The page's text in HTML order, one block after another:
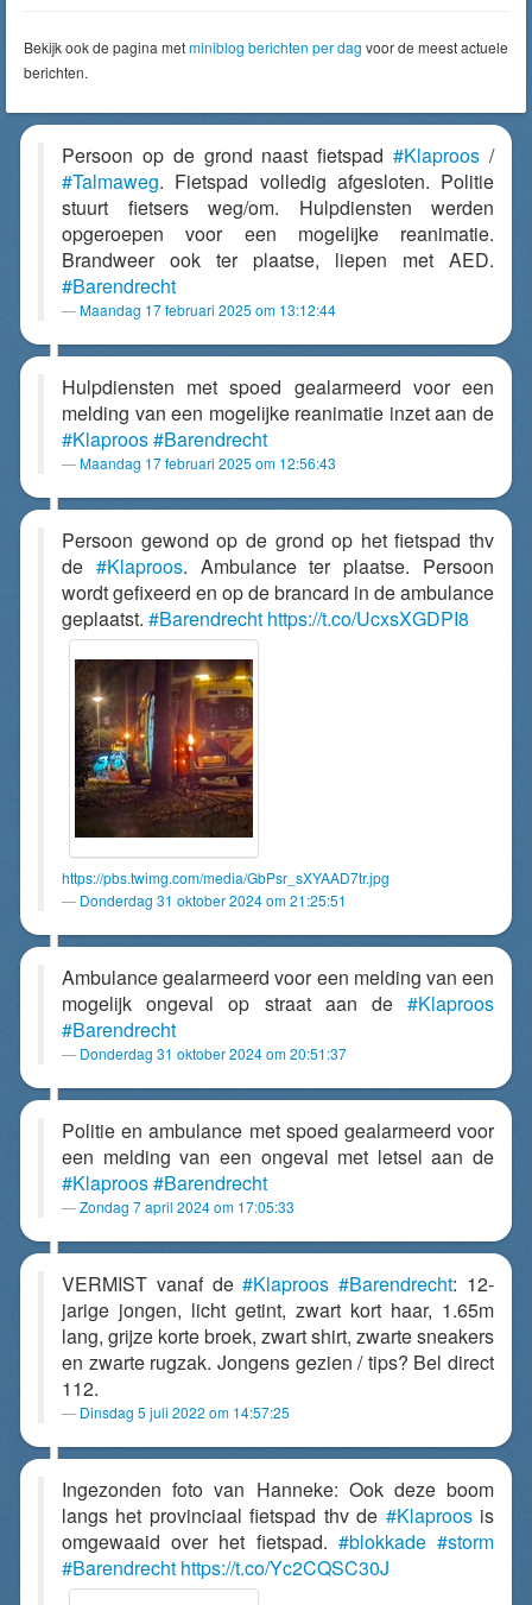
Bekijk ook de pagina metminiblog berichten per dag voor de meest actuele
berichten.
Persoon op de grond naast fietspad#Klaproos /
#Talmaweg. Fietspad volledig afgesloten. Politie
stuurt fietsers weg/om. Hulpdiensten werden
opgeroepen voor een mogelijke reanimatie.
Brandweer ook ter plaatse, liepen met AED.
#Barendrecht
Maandag 17 februari 2025 om 13:12:44
Hulpdiensten met spoed gealarmeerd voor een
melding van een mogelijke reanimatie inzet aan de
#Klaproos#Barendrecht
Maandag 17 februari 2025 om 12:56:43
Persoon gewond op de grond op het fietspad thv
de #Klaproos. Ambulance ter plaatse. Persoon
wordt gefixeerd en op de brancard in de ambulance
geplaatst. #Barendrecht https://t.co/UcxsXGDPI8
https://pbs.twimg.com/media/GbPsr_sXYAAD7tr.jpg
Donderdag 31 oktober 2024 om 21:25:51
Ambulance gealarmeerd voor een melding van een
mogelijk ongeval op straat aan de #Klaproos
#Barendrecht
Donderdag 31 oktober 2024 om 20:51:37
Politie en ambulance met spoed gealarmeerd voor
een melding van een ongeval met letsel aan de
#Klaproos#Barendrecht
Zondag 7 april 2024 om 17:05:33
VERMIST vanaf de#Klaproos #Barendrecht: 12-
jarige jongen, licht getint, zwart kort haar, 1.65m
lang, grijze korte broek, zwart shirt, zwarte sneakers
en zwarte rugzak. Jongens gezien / tips? Bel direct
112.
Dinsdag 5 juli 2022 om 14:57:25
Ingezonden foto van Hanneke: Ook deze boom
langs het provinciaal fietspad thv de #Klaproosis
omgewaaid over het fietspad. #blokkade #storm
#Barendrecht https://t.co/Yc2CQSC30J